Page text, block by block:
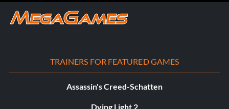
TRAINERS FOR FEATURED GAMES
Assassin's Creed-Schatten
Dying Light 2